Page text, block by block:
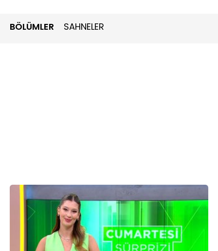
BÖLÜMLER SAHNELER